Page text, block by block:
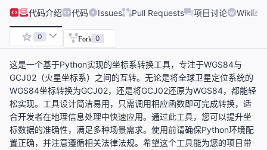
代码介绍 代码 Issues Pull Requests 项目讨论 Wiki
0 Fork 0
这是一个基于Python实现的坐标系转换工具，专注于WGS84与
GCJ02（火星坐标系）之间的互转。无论是将全球卫星定位系统的
WGS84坐标转换为GCJ02，还是将GCJ02还原为WGS84，都能轻
松实现。工具设计简洁易用，只需调用相应函数即可完成转换，适
合开发者在地理信息处理中快速应用。通过此工具，您可以提升坐
标数据的准确性，满足多种场景需求。使用前请确保Python环境配
置正确，并注意遵循相关法律法规。希望这个工具能为您的项目带